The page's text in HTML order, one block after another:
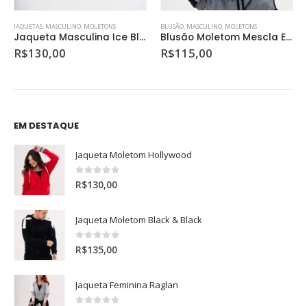
BLUSÃO,MASCULINO,MOLETONS
Blusão Moletom Mescla Escuro
R$115,00
JAQUETAS,MASCULINO
Jaqueta Masculina em Nylon Preta
R$140,00
EM DESTAQUE
Jaqueta Moletom Hollywood
0de 5
R$130,00
Jaqueta Moletom Black & Black
0de 5
R$135,00
Jaqueta Feminina Raglan